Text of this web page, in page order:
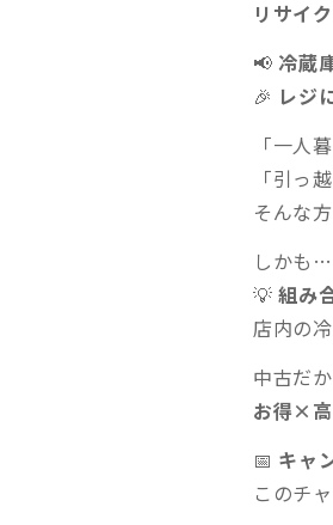
リサイ
📢冷蔵
🎉 レジ
「一人
「引っ
そんな
しかも…
💡組み
店内の
中古だ
お得×高
📅 キャ
このチ